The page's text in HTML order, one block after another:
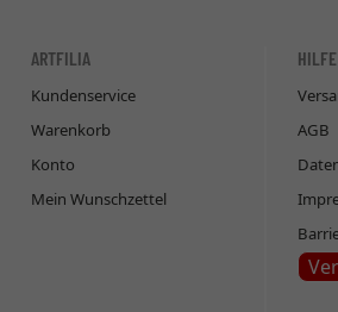
ARTFILIA
Kundenservice
Warenkorb
Konto
Mein Wunschzettel
HILFE
AGB